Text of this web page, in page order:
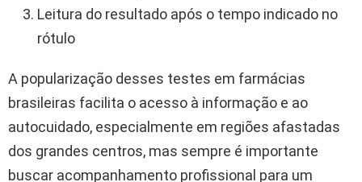
Leitura do resultado após o tempo indicado no
rótulo
A popularização desses testes em farmácias
brasileiras facilita o acesso à informação e ao
autocuidado, especialmente em regiões afastadas
dos grandes centros, mas sempre é importante
buscar acompanhamento profissional para um